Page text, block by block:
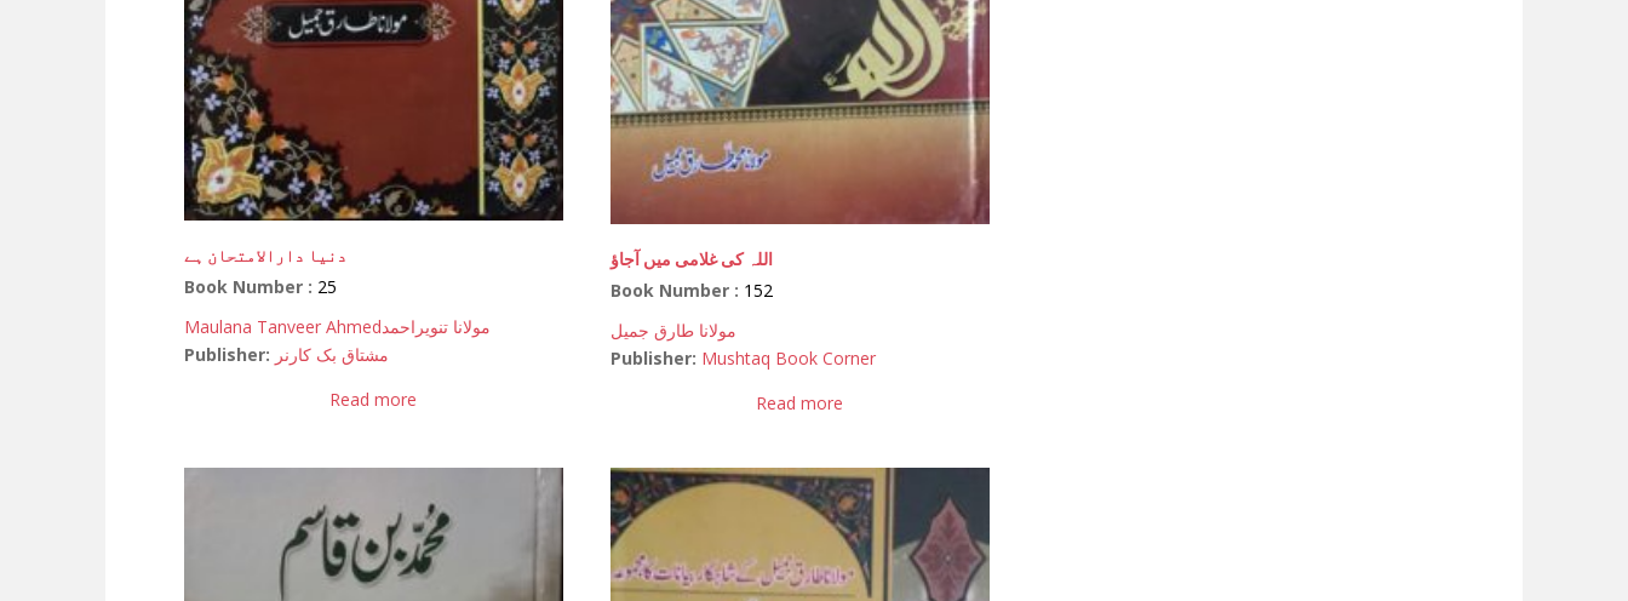
دنیا دارالامتحان ہے
Book Number : 25
Maulana Tanveer Ahmedمولانا تنویراحمد
Publisher: مشتاق بک کارنر
Read more
اللہ کی غلامی میں آجاؤ
Book Number : 152
مولانا طارق جمیل
Publisher: Mushtaq Book Corner
Read more